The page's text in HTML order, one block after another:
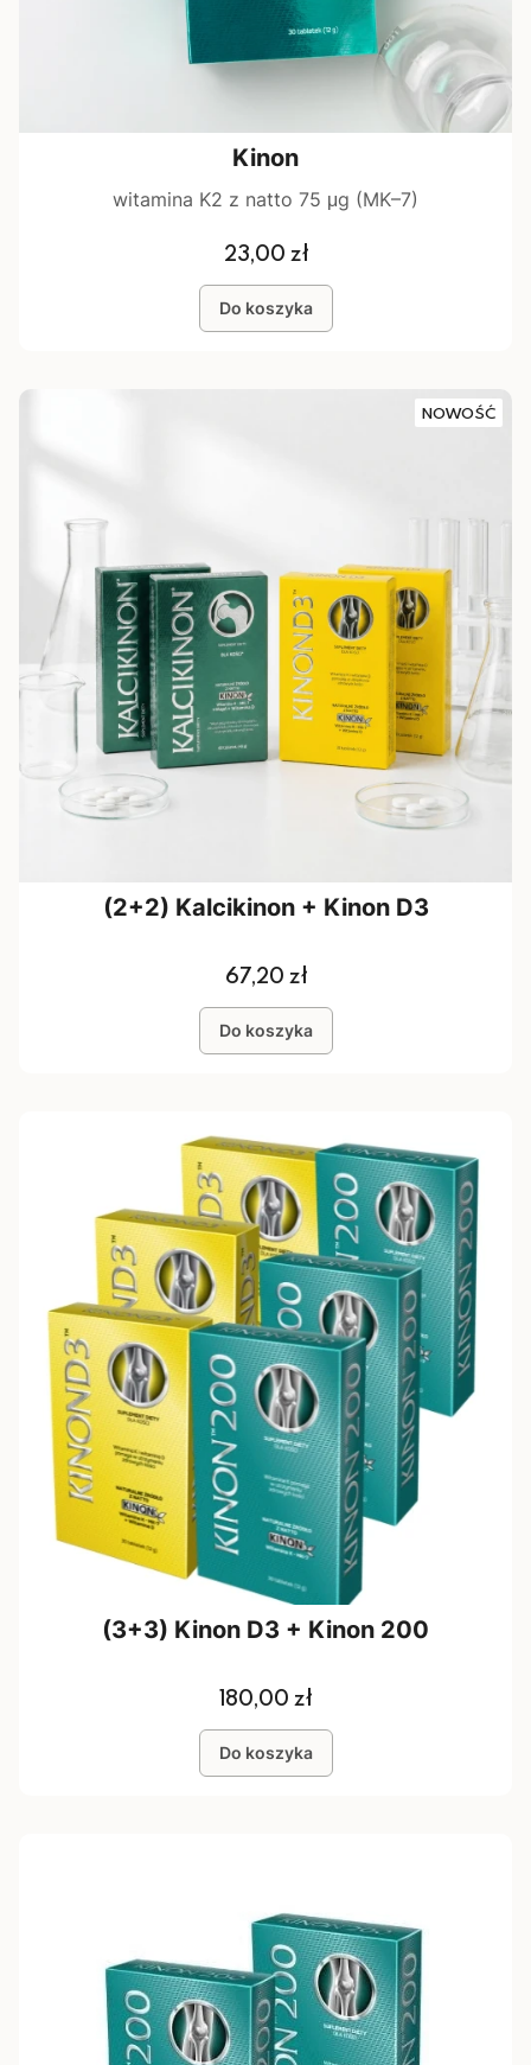
Kinon
witamina K2 z natto 75 μg (MK–7)
Cena
23,00 zł
Do koszyka
NOWOŚĆ
(2+2) Kalcikinon + Kinon D3
Cena
67,20 zł
Do koszyka
(3+3) Kinon D3 + Kinon 200
Cena
180,00 zł
Do koszyka